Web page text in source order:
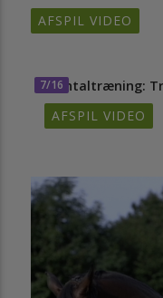
AFSPIL VIDEO
7/16
Mentaltræning:
AFSPIL VIDEO